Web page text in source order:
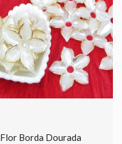
Flor Borda Dourada